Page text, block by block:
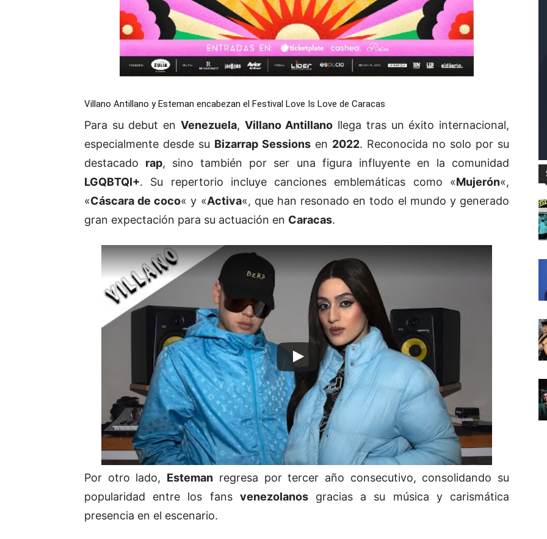
Villano Antillano y Esteman encabezan el Festival Love Is Love de Caracas
Para su debut en Venezuela, Villano Antillano llega tras un éxito internacional,
especialmente desde su Bizarrap Sessions en 2022. Reconocida no solo por su
destacado rap, sino también por ser una figura influyente en la comunidad
LGQBTQI+. Su repertorio incluye canciones emblemáticas como «Mujerón«,
«Cáscara de coco« y «Activa«, que han resonado en todo el mundo y generado
gran expectación para su actuación en Caracas.
Por otro lado, Esteman regresa por tercer año consecutivo, consolidando su
popularidad entre los fans venezolanosgracias a su música y carismática
presencia en el escenario.